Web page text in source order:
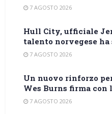
7 AGOSTO 2026
Hull City, ufficiale
talento norvegese
7 AGOSTO 2026
Un nuovo rinforzo
Wes Burns firma con
7 AGOSTO 2026